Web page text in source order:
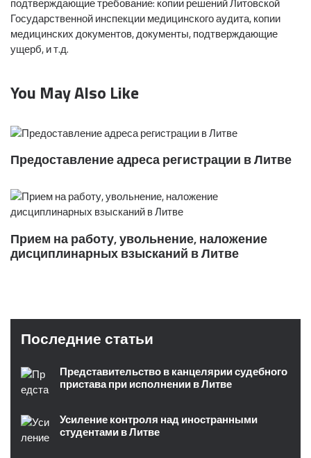
Государственной инспекции медицинского аудита, копии
медицинских документов, документы, подтверждающие
ущерб, и т.д.
You May Also Like
Предоставление адреса регистрации в Литве
Прием на работу, увольнение, наложение
дисциплинарных взысканий в Литве
Последние статьи
Представительство в канцелярии судебного
пристава при исполнении в Литве
Усиление контроля над иностранными
студентами в Литве